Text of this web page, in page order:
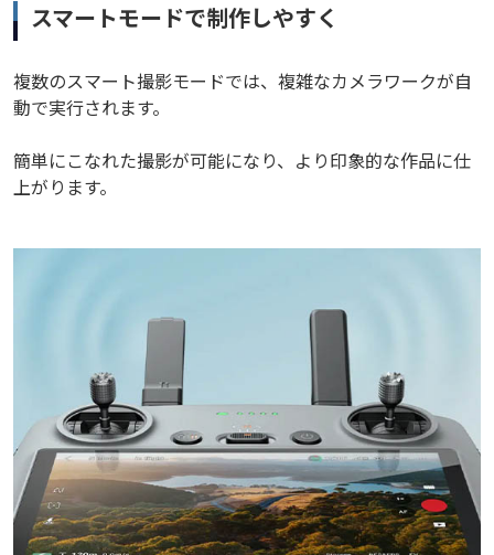
スマートモードで制作しやすく
複数のスマート撮影モードでは、複雑なカメラワークが自
動で実行されます。
簡単にこなれた撮影が可能になり、より印象的な作品に仕
上がります。